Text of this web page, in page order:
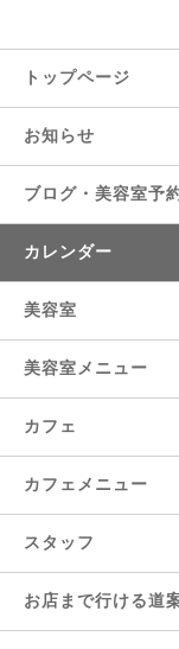
トップページ
お知らせ
ブログ・美容室予
カレンダー
美容室
美容室メニュー
カフェ
カフェメニュー
スタッフ
お店まで行ける道